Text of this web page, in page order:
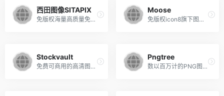
西田图像SITAPIX
免版权海量高质量免版权图片素材
Moose
免版权icon8旗下图库，提供各类高清图片素材
Stockvault
免费可商用的高清图库，分类非常详细
Pngtree
数以百万计的PNG图像，背景和矢量图片均可免费下载。